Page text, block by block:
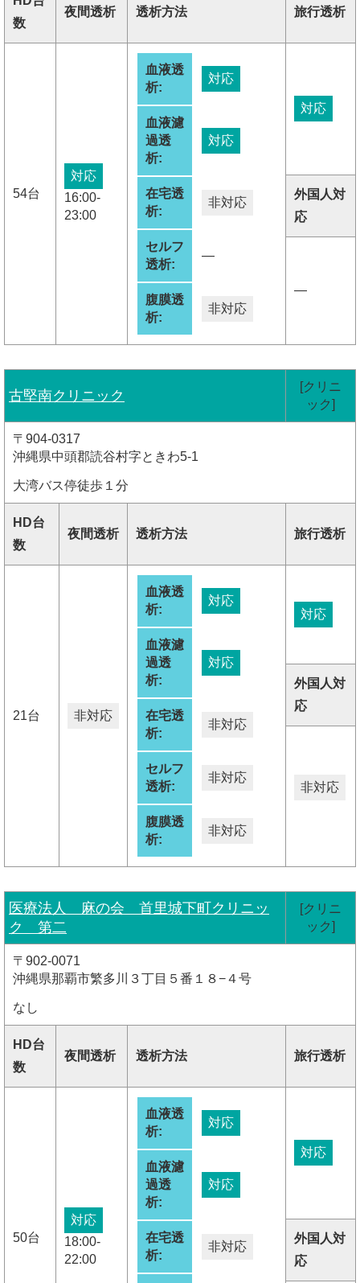
数
夜間透析 透析方法 旅行透析
54台
対応
16:00-
23:00
血液透
析:
対応
血液濾
過透
析:
対応
在宅透
析:
非対応
セルフ
透析:
―
腹膜透
析:
非対応
対応
外国人対
応
―
古堅南クリニック
[クリニ
ック]
〒904-0317
沖縄県中頭郡読谷村字ときわ5-1
大湾バス停徒歩１分
HD台
数
夜間透析 透析方法 旅行透析
21台 非対応
血液透
析:
対応
血液濾
過透
析:
対応
在宅透
析:
非対応
セルフ
透析:
非対応
腹膜透
析:
非対応
対応
外国人対
応
非対応
医療法人 麻の会 首里城下町クリニッ
ク 第二
[クリニ
ック]
〒902-0071
沖縄県那覇市繁多川３丁目５番１８−４号
なし
HD台
数
夜間透析 透析方法 旅行透析
50台
対応
18:00-
22:00
血液透
析:
対応
血液濾
過透
析:
対応
在宅透
析:
非対応
対応
外国人対
応